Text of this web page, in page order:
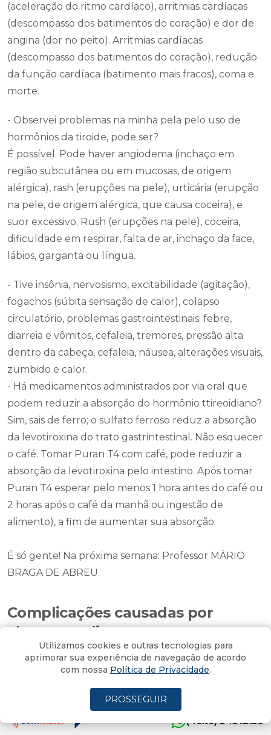
(aceleração do ritmo cardíaco), arritmias cardíacas
(descompasso dos batimentos do coração) e dor de
angina (dor no peito). Arritmias cardíacas
(descompasso dos batimentos do coração), redução
da função cardíaca (batimento mais fracos), coma e
morte.
- Observei problemas na minha pela pelo uso de
hormônios da tiroide, pode ser?
É possível. Pode haver angiodema (inchaço em
região subcutânea ou em mucosas, de origem
alérgica), rash (erupções na pele), urticária (erupção
na pele, de origem alérgica, que causa coceira), e
suor excessivo. Rush (erupções na pele), coceira,
dificuldade em respirar, falta de ar, inchaço da face,
lábios, garganta ou língua.
- Tive insônia, nervosismo, excitabilidade (agitação),
fogachos (súbita sensação de calor), colapso
circulatório, problemas gastrointestinais: febre,
diarreia e vômitos, cefaleia, tremores, pressão alta
dentro da cabeça, cefaleia, náusea, alterações visuais,
zumbido e calor.
- Há medicamentos administrados por via oral que
podem reduzir a absorção do hormônio ttireoidiano?
Sim, sais de ferro; o sulfato ferroso reduz a absorção
da levotiroxina do trato gastrintestinal. Não esquecer
o café. Tomar Puran T4 com café, pode reduzir a
absorção da levotiroxina pelo intestino. Após tomar
Puran T4 esperar pelo menos 1 hora antes do café ou
2 horas após o café da manhã ou ingestão de
alimento), a fim de aumentar sua absorção.
É só gente! Na próxima semana: Professor MÁRIO
BRAGA DE ABREU.
Complicações causadas por
alguns medicamentos
Henrique Packter
28/03/2022 - 07:45
(4oito) 3431.5150
Utilizamos cookies e outras tecnologias para
aprimorar sua experiência de navegação de acordo
com nossa Política de Privacidade.
PROSSEGUIR